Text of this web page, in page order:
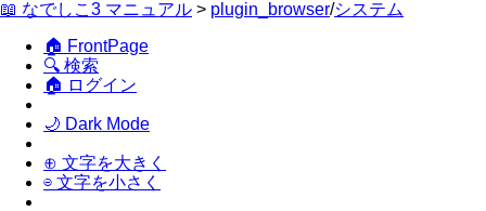
📖 なでしこ3 マニュアル > plugin_browser/システム
🏠 FrontPage
🔍 検索
🏠 ログイン
🌙 Dark Mode
⊕ 文字を大きく
⊖ 文字を小さく